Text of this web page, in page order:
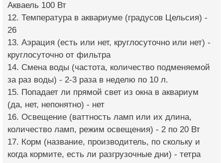
Акваель 100 Вт
12. Температура в аквариуме (градусов Цельсия) -
26
13. Аэрация (есть или нет, круглосуточно или нет) -
круглосуточно от фильтра
14. Смена воды (частота, количество подменяемой
за раз воды) - 2-3 раза в неделю по 10 л.
15. Попадает ли прямой свет из окна в аквариум
(да, нет, непонятно) - нет
16. Освещение (ваттность ламп или их длина,
количество ламп, режим освещения) - 2 по 20 Вт
17. Корм (название, производитель, по скольку и
когда кормите, есть ли разгрузочные дни) - тетра